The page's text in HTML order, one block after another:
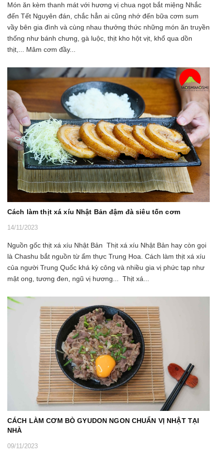
Món ăn kèm thanh mát với hương vị chua ngọt bắt miệng Nhắc
đến Tết Nguyên đán, chắc hẳn ai cũng nhớ đến bữa cơm sum
vầy bên gia đình và cùng nhau thưởng thức những món ăn truyền
thống như bánh chưng, gà luộc, thịt kho hột vịt, khổ qua dồn
thịt,... Mâm cơm đầy...
Cách làm thịt xá xíu Nhật Bản đậm đà siêu tốn cơm
14/11/2023
Nguồn gốc thịt xá xíu Nhật Bản Thịt xá xíu Nhật Bản hay còn gọi
là Chashu bắt nguồn từ ẩm thực Trung Hoa. Cách làm thịt xá xíu
của người Trung Quốc khá kỳ công và nhiều gia vị phức tạp như
mật ong, tương đen, ngũ vị hương... Thịt xá...
CÁCH LÀM CƠM BÒ GYUDON NGON CHUẨN VỊ NHẬT TẠI
NHÀ
09/11/2023